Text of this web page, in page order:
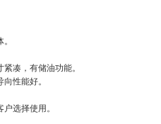
凑，有储油功能。
性能好。
选择使用。